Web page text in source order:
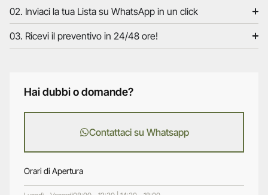
02. Inviaci la tua Lista su WhatsApp in un click
03. Ricevi il preventivo in 24/48 ore!
Hai dubbi o domande?
Contattaci su Whatsapp
Orari di Apertura